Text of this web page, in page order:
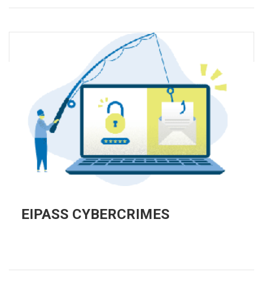
EIPASS CYBERCRIMES